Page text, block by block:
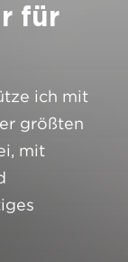
für
ich mit
größten
mit